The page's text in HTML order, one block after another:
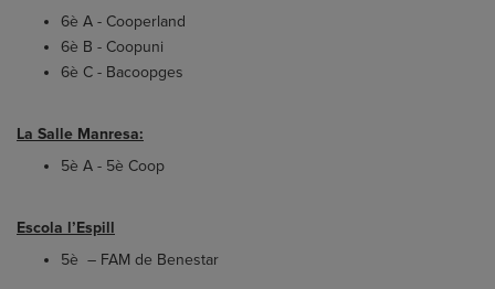
6è A - Cooperland
6è B - Coopuni
6è C - Bacoopges
La Salle Manresa:
5è A - 5è Coop
Escola l’Espill
5è – FAM de Benestar